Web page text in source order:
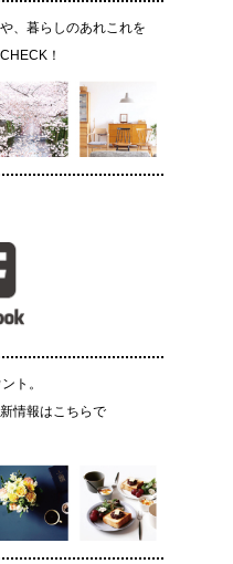
、暮らしのあれこれを
！
ト。
情報はこちらで